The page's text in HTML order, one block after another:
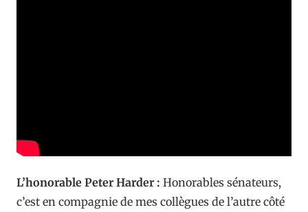
L’honorable Peter Harder : Honorables sénateurs,
c’est en compagnie de mes collègues de l’autre côté